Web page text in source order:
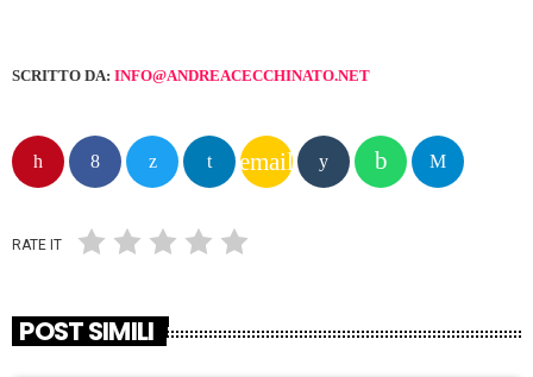
SCRITTO DA: INFO@ANDREACECCHINATO.NET
email
RATE IT
POST SIMILI